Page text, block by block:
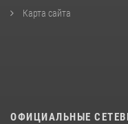
Карта сайта
ОФИЦИАЛЬНЫЕ